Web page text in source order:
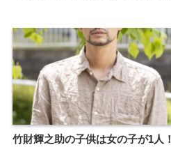
竹財輝之助の子供は女の子が1人！